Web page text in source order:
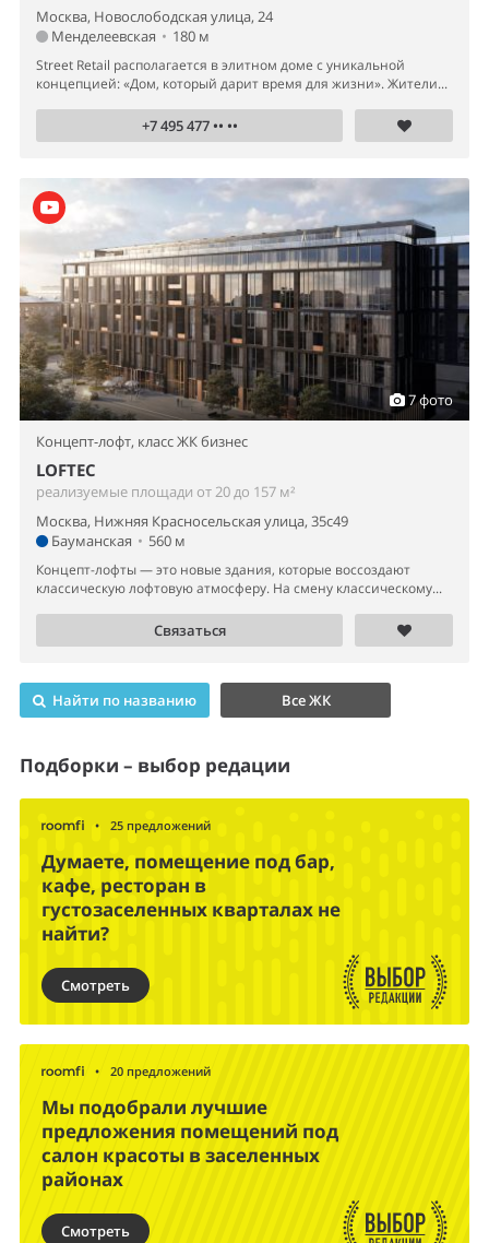
Москва, Новослободская улица, 24
Менделеевская • 180 м
Street Retail располагается в элитном доме с уникальной
концепцией: «Дом, который дарит время для жизни». Жители...
+7 495 477 •• ••
7 фото
Концепт-лофт, класс ЖК бизнес
LOFTEC
реализуемые площади от 20 до 157 м²
Москва, Нижняя Красносельская улица, 35с49
Бауманская • 560 м
Концепт-лофты — это новые здания, которые воссоздают
классическую лофтовую атмосферу. На смену классическому...
Связаться
Найти по названию Все ЖК
Подборки – выбор редации
• 25 предложений
Думаете, помещение под бар,
кафе, ресторан в
густозаселенных кварталах не
найти?
Смотреть
• 20 предложений
Мы подобрали лучшие
предложения помещений под
салон красоты в заселенных
районах
Смотреть